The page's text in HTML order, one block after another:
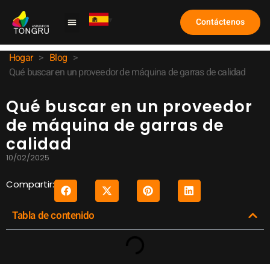
Contáctenos
Hogar > Blog >
Qué buscar en un proveedor de máquina de garras de calidad
Qué buscar en un proveedor
de máquina de garras de
calidad
10/02/2025
Compartir:
Tabla de contenido